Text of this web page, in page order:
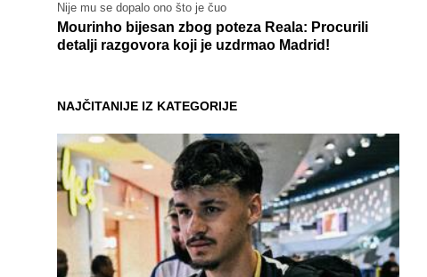
Nije mu se dopalo ono što je čuo
Mourinho bijesan zbog poteza Reala: Procurili
detalji razgovora koji je uzdrmao Madrid!
NAJČITANIJE IZ KATEGORIJE